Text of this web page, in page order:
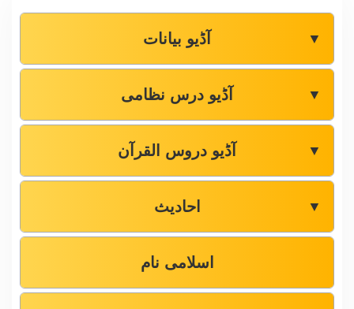
آڈیو بیانات ▼
آڈیو درس نظامی ▼
آڈیو دروس القرآن ▼
احادیث ▼
اسلامی نام